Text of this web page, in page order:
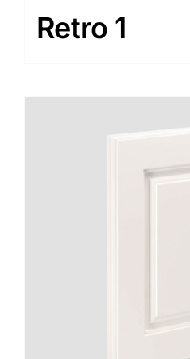
Retro 1